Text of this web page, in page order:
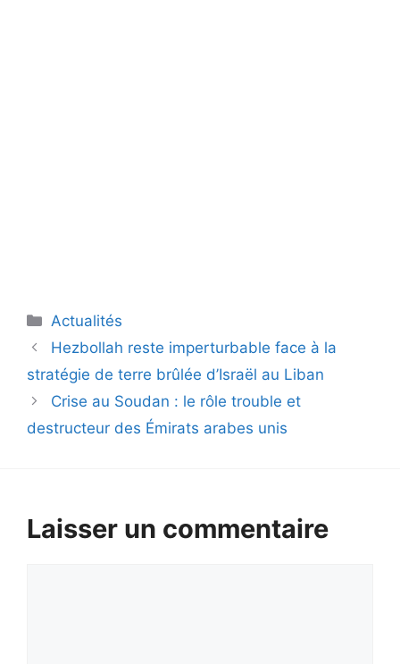
Catégories
Actualités
Hezbollah reste imperturbable face à la
stratégie de terre brûlée d’Israël au Liban
Crise au Soudan : le rôle trouble et
destructeur des Émirats arabes unis
Laisser un commentaire